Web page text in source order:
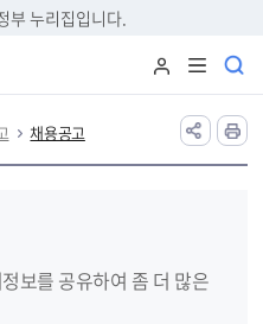
가기
부 누리집입니다.
채용공고
보를 공유하여 좀 더 많은